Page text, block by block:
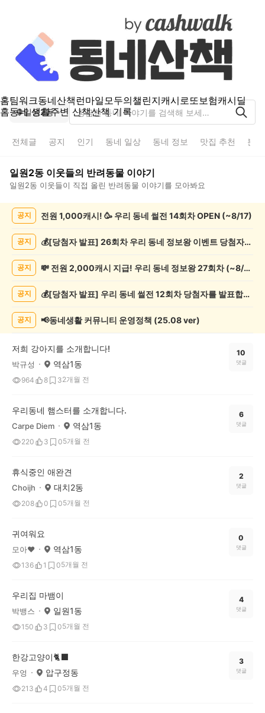
홈팀워크동네산책런마일모두의챌린지캐시로또보험캐시딜
홈동네 생활주변 산책산책 기록
일원2동
전체글 공지 인기 동네 일상 동네 정보 맛집 추천 분
일원2동 이웃들의 반려동물 이야기
일원2동 이웃들이 직접 올린 반려동물 이야기를 모아봐요
목
공지 전원 1,000캐시! 🥳 우리 동네 썰전 14회차 OPEN (~8/17)
공지 💰[당첨자 발표] 26회차 우리 동네 정보왕 이벤트 당첨자를 발표합니다!
공지 💸 전원 2,000캐시 지급! 우리 동네 정보왕 27회차 (~8/10)
공지 💰[당첨자 발표] 우리 동네 썰전 12회차 당첨자를 발표합니다!
공지 📢동네생활 커뮤니티 운영정책 (25.08 ver)
저희 강아지를 소개합니다!
박규성 역삼1동
964 8 32개월 전
10
댓글
우리동네 햄스터를 소개합니다.
Carpe Diem 역삼1동
220 3 05개월 전
6
댓글
휴식중인 애완견
Choijh 대치2동
208 0 05개월 전
2
댓글
귀여워요
모아❤ 역삼1동
136 1 05개월 전
0
댓글
우리집 마뱀이
박뱅스 일원1동
150 3 05개월 전
4
댓글
한강고양이🐈‍⬛
우엉 압구정동
213 4 05개월 전
3
댓글